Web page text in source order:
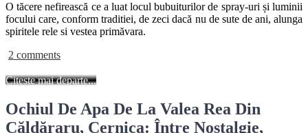
O tăcere nefirească ce a luat locul bubuiturilor de spray-uri și luminii
focului care, conform traditiei, de zeci dacă nu de sute de ani, alunga
spiritele rele si vestea primăvara.
2 comments
Citește mai departe...
Ochiul De Apa De La Valea Rea Din
Căldăraru, Cernica: Între Nostalgie,